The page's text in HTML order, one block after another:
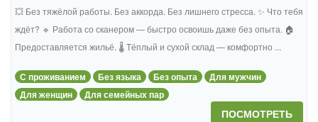
💥 Без тяжёлой работы. Без аккорда. Без лишнего стресса. ✨ Что тебя
ждёт? 🔹 Работа со сканером — быстро освоишь даже без опыта. 🏠
Предоставляется жильё. 🌡️ Тёплый и сухой склад — комфортно ...
С проживанием Без языка Без опыта
Для мужчин
Для женщин
Для семейных пар
ПОСМОТРЕТЬ